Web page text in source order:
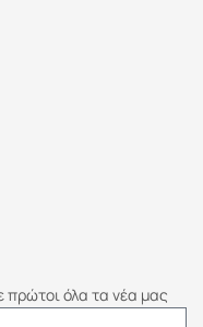
πρώτοι όλα τα νέα μας